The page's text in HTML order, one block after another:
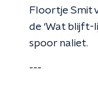
Floortje Smit
de ‘Wat blijft-
spoor naliet.
---